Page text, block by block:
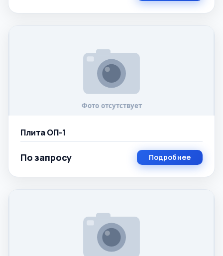
Плита ОП-1
По запросу Подробнее